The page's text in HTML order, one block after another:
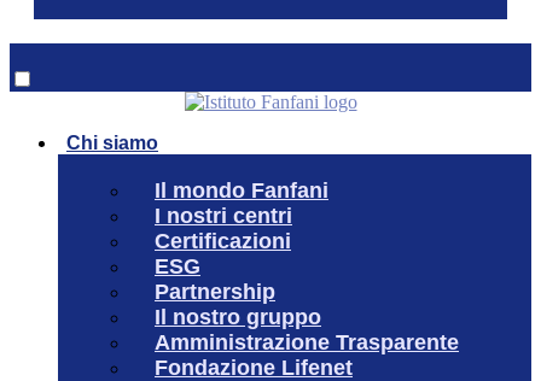
Chi siamo
Il mondo Fanfani
I nostri centri
Certificazioni
ESG
Partnership
Il nostro gruppo
Amministrazione Trasparente
Fondazione Lifenet